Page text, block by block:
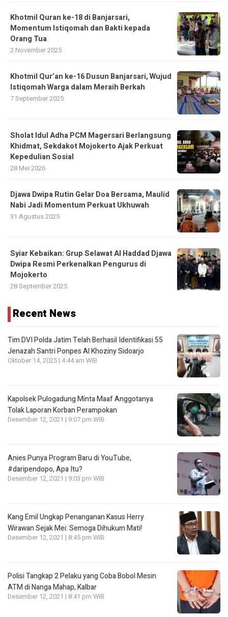
Khotmil Quran ke-18 di Banjarsari,
Momentum Istiqomah dan Bakti kepada
Orang Tua
2 November 2025
Khotmil Qur’an ke-16 Dusun Banjarsari, Wujud
Istiqomah Warga dalam Meraih Berkah
7 September 2025
Sholat Idul Adha PCM Magersari Berlangsung
Khidmat, Sekdakot Mojokerto Ajak Perkuat
Kepedulian Sosial
28 Mei 2026
Djawa Dwipa Rutin Gelar Doa Bersama, Maulid
Nabi Jadi Momentum Perkuat Ukhuwah
31 Agustus 2025
Syiar Kebaikan: Grup Selawat Al Haddad Djawa
Dwipa Resmi Perkenalkan Pengurus di
Mojokerto
28 September 2025
Recent News
Tim DVI Polda Jatim Telah Berhasil Identifikasi 55
Jenazah Santri Ponpes Al Khoziny Sidoarjo
Oktober 14, 2025 | 4:44 am WIB
Kapolsek Pulogadung Minta Maaf Anggotanya
Tolak Laporan Korban Perampokan
Desember 12, 2021 | 9:07 pm WIB
Anies Punya Program Baru di YouTube,
#daripendopo, Apa Itu?
Desember 12, 2021 | 9:03 pm WIB
Kang Emil Ungkap Penanganan Kasus Herry
Wirawan Sejak Mei: Semoga Dihukum Mati!
Desember 12, 2021 | 8:45 pm WIB
Polisi Tangkap 2 Pelaku yang Coba Bobol Mesin
ATM di Nanga Mahap, Kalbar
Desember 12, 2021 | 8:41 pm WIB